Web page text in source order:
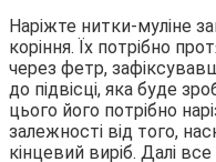
Наріжте нитки-муліне
коріння. Їх потрібно
через фетр,
до підвісці, яка буде
цього його потрібно
залежності від того,
кінцевий виріб. Далі